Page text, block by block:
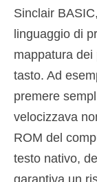
Sinclair
linguaggio di
mappatura
tasto. Ad
premere
velocizzava
ROM del
testo nativo,
garantiva un